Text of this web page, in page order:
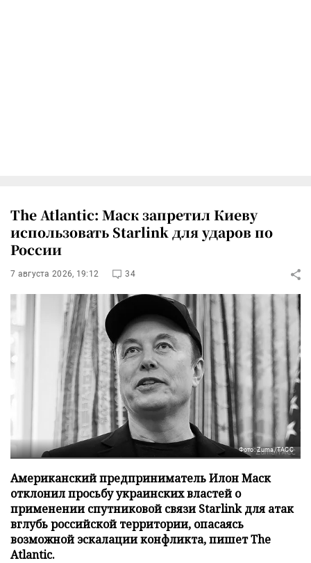
The Atlantic: Маск запретил Киеву
использовать Starlink для ударов по
России
7 августа 2026, 19:12 34
Фото: Zuma/ТАСС
Американский предприниматель Илон Маск
отклонил просьбу украинских властей о
применении спутниковой связи Starlink для атак
вглубь российской территории, опасаясь
возможной эскалации конфликта, пишет The
Atlantic.